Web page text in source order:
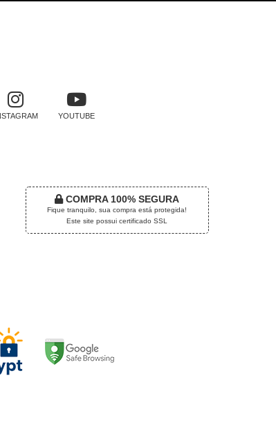
YOUTUBE
COMPRA 100% SEGURA
Fique tranquilo, sua compra está protegida!
Este site possui certificado SSL